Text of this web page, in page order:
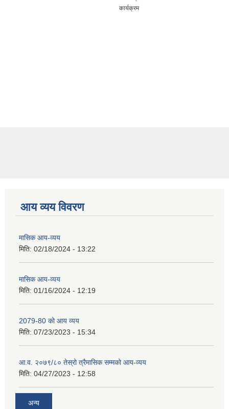
कार्यक्रम
आय व्यय विवरण
मासिक आय-व्यय
मिति: 02/18/2024 - 13:22
मासिक आय-व्यय
मिति: 01/16/2024 - 12:19
2079-80 को आय व्यय
मिति: 07/23/2023 - 15:34
आ.व. २०७९/८० तेस्रो त्रैमासिक सम्मको आय-व्यय
मिति: 04/27/2023 - 12:58
अन्य